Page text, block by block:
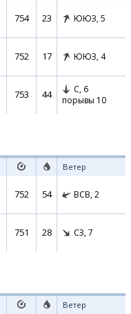
754 23 ЮЮЗ, 5
752 17 ЮЮЗ, 4
753 44 С, 6
порывы 10
Ветер
752 54 ВСВ, 2
751 28 СЗ, 7
Ветер